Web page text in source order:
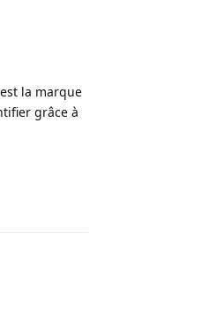
la marque
grâce à